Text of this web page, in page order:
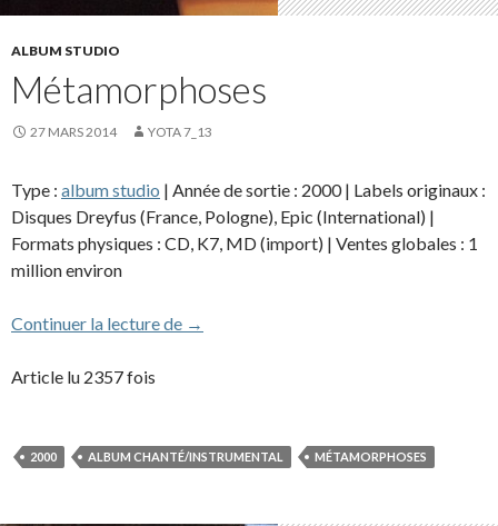
ALBUM STUDIO
Métamorphoses
27 MARS 2014 YOTA 7_13
Type : album studio | Année de sortie : 2000 | Labels originaux :
Disques Dreyfus (France, Pologne), Epic (International) |
Formats physiques : CD, K7, MD (import) | Ventes globales : 1
million environ
Continuer la lecture de Métamorphoses
→
Article lu 2357 fois
2000 ALBUM CHANTÉ/INSTRUMENTAL MÉTAMORPHOSES